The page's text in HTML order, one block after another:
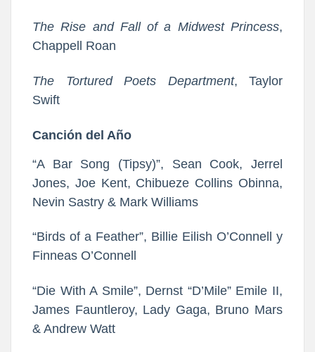
The Rise and Fall of a Midwest Princess,
Chappell Roan
The Tortured Poets Department, Taylor
Swift
Canción del Año
“A Bar Song (Tipsy)”, Sean Cook, Jerrel
Jones, Joe Kent, Chibueze Collins Obinna,
Nevin Sastry & Mark Williams
“Birds of a Feather”, Billie Eilish O’Connell y
Finneas O’Connell
“Die With A Smile”, Dernst “D’Mile” Emile II,
James Fauntleroy, Lady Gaga, Bruno Mars
& Andrew Watt